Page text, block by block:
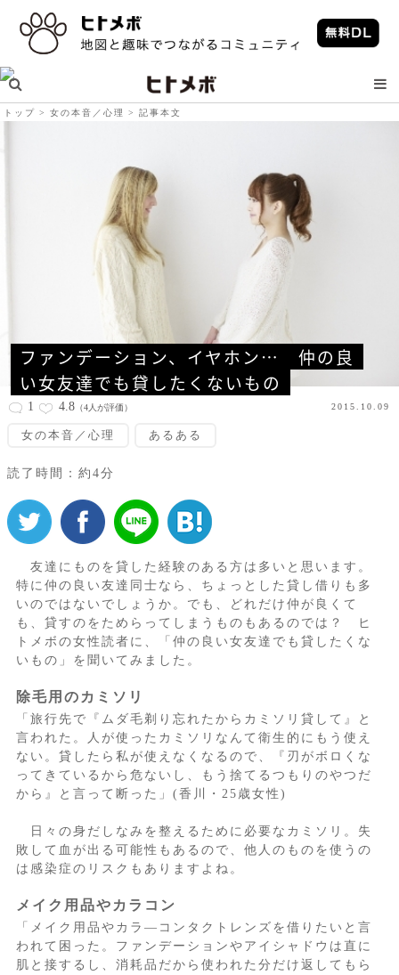
トップ 女の本音／心理 記事本文
ファンデーション、イヤホン…　仲の良
い女友達でも貸したくないもの
1 4.8 （4人が評価） 2015.10.09
女の本音／心理 あるある
読了時間：約4分
友達にものを貸した経験のある方は多いと思います。
特に仲の良い友達同士なら、ちょっとした貸し借りも多
いのではないでしょうか。でも、どれだけ仲が良くて
も、貸すのをためらってしまうものもあるのでは？ ヒ
トメボの女性読者に、「仲の良い女友達でも貸したくな
いもの」を聞いてみました。
除毛用のカミソリ
「旅行先で『ムダ毛剃り忘れたからカミソリ貸して』と
言われた。人が使ったカミソリなんて衛生的にもう使え
ない。貸したら私が使えなくなるので、『刃がボロくな
ってきているから危ないし、もう捨てるつもりのやつだ
から』と言って断った」(香川・25歳女性)
日々の身だしなみを整えるために必要なカミソリ。失
敗して血が出る可能性もあるので、他人のものを使うの
は感染症のリスクもありますよね。
メイク用品やカラコン
「メイク用品やカラ―コンタクトレンズを借りたいと言
われて困った。ファンデーションやアイシャドウは直に
肌と接するし、消耗品だから使われた分だけ返してもら